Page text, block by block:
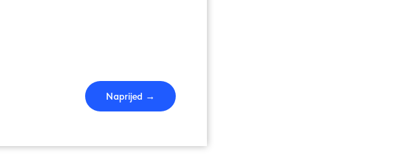
Naprijed →